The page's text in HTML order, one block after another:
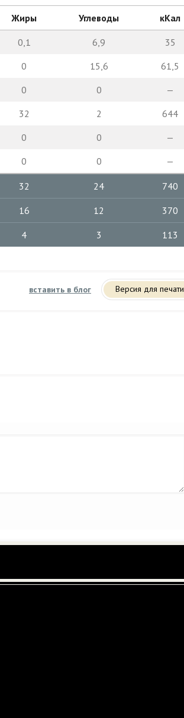
Жиры Углеводы кКал
0,1 6,9
35
0 15,6
61,5
0 0
—
32 2
644
0 0
—
0 0 —
32 24 740
16 12 370
4 3 113
вставить в блог Версия для печати